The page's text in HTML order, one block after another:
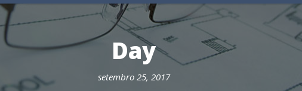
Day
setembro 25, 2017